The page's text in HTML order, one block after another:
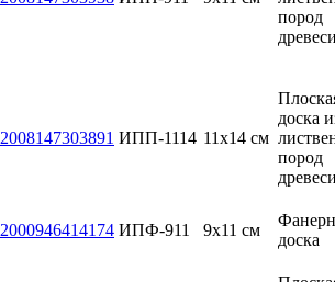
пород
2008147303891 ИПП-1114 11х14 см
доска
пород
2000946414174 ИПФ-911 9х11 см
доска